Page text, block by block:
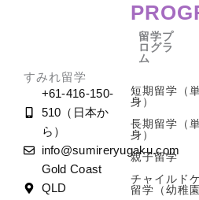
すみれ留学
+61-416-150-
510（日本か
ら）
info@sumireryugaku.com
Gold Coast
QLD
留学プ
ログラ
ム
短期留学（
身）
長期留学（
身）
親子留学
チャイルド
留学（幼稚園